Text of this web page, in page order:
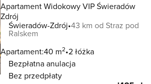
Apartament Widokowy VIP Świeradów
Zdrój
Świeradów-Zdrój 43 km od Straz pod
Ralskem
Apartament:40 m2 2 łóżka
Bezpłatna anulacja
Bez przedpłaty